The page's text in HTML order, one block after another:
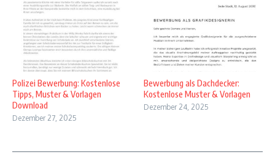
Polizei Bewerbung: Kostenlose
Tipps, Muster & Vorlagen
Download
Dezember 27, 2025
Bewerbung als Dachdecker:
Kostenlose Muster & Vorlagen
Dezember 24, 2025